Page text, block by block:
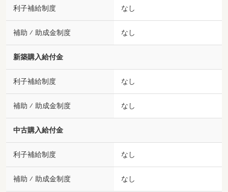
利子補給制度 なし
補助 ⁄ 助成金制度 なし
新築購入給付金
利子補給制度 なし
補助 ⁄ 助成金制度 なし
中古購入給付金
利子補給制度 なし
補助 ⁄ 助成金制度 なし